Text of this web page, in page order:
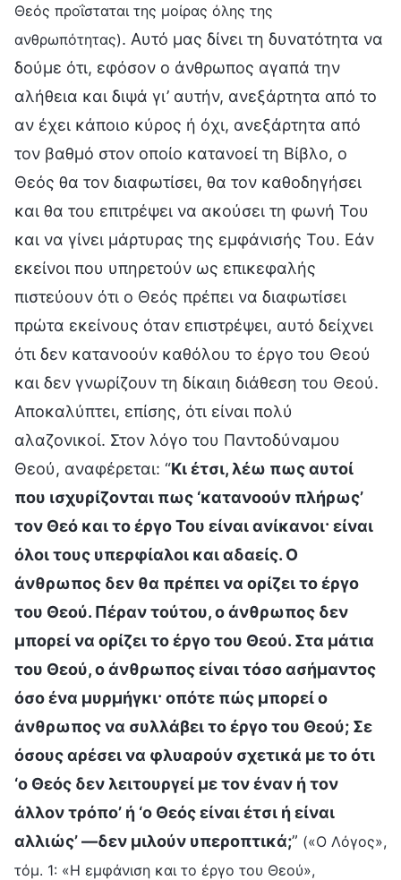
Θεός προΐσταται της μοίρας όλης της
ανθρωπότητας). Αυτό μας δίνει τη δυνατότητα να
δούμε ότι, εφόσον ο άνθρωπος αγαπά την
αλήθεια και διψά γι’ αυτήν, ανεξάρτητα από το
αν έχει κάποιο κύρος ή όχι, ανεξάρτητα από
τον βαθμό στον οποίο κατανοεί τη Βίβλο, ο
Θεός θα τον διαφωτίσει, θα τον καθοδηγήσει
και θα του επιτρέψει να ακούσει τη φωνή Του
και να γίνει μάρτυρας της εμφάνισής Του. Εάν
εκείνοι που υπηρετούν ως επικεφαλής
πιστεύουν ότι ο Θεός πρέπει να διαφωτίσει
πρώτα εκείνους όταν επιστρέψει, αυτό δείχνει
ότι δεν κατανοούν καθόλου το έργο του Θεού
και δεν γνωρίζουν τη δίκαιη διάθεση του Θεού.
Αποκαλύπτει, επίσης, ότι είναι πολύ
αλαζονικοί. Στον λόγο του Παντοδύναμου
Θεού, αναφέρεται: “Κι έτσι, λέω πως αυτοί
που ισχυρίζονται πως ‘κατανοούν πλήρως’
τον Θεό και το έργο Του είναι ανίκανοι· είναι
όλοι τους υπερφίαλοι και αδαείς. Ο
άνθρωπος δεν θα πρέπει να ορίζει το έργο
του Θεού. Πέραν τούτου, ο άνθρωπος δεν
μπορεί να ορίζει το έργο του Θεού. Στα μάτια
του Θεού, ο άνθρωπος είναι τόσο ασήμαντος
όσο ένα μυρμήγκι· οπότε πώς μπορεί ο
άνθρωπος να συλλάβει το έργο του Θεού; Σε
όσους αρέσει να φλυαρούν σχετικά με το ότι
‘ο Θεός δεν λειτουργεί με τον έναν ή τον
άλλον τρόπο’ ή ‘ο Θεός είναι έτσι ή είναι
αλλιώς’ —δεν μιλούν υπεροπτικά;” («Ο Λόγος»,
τόμ. 1: «Η εμφάνιση και το έργο του Θεού»,